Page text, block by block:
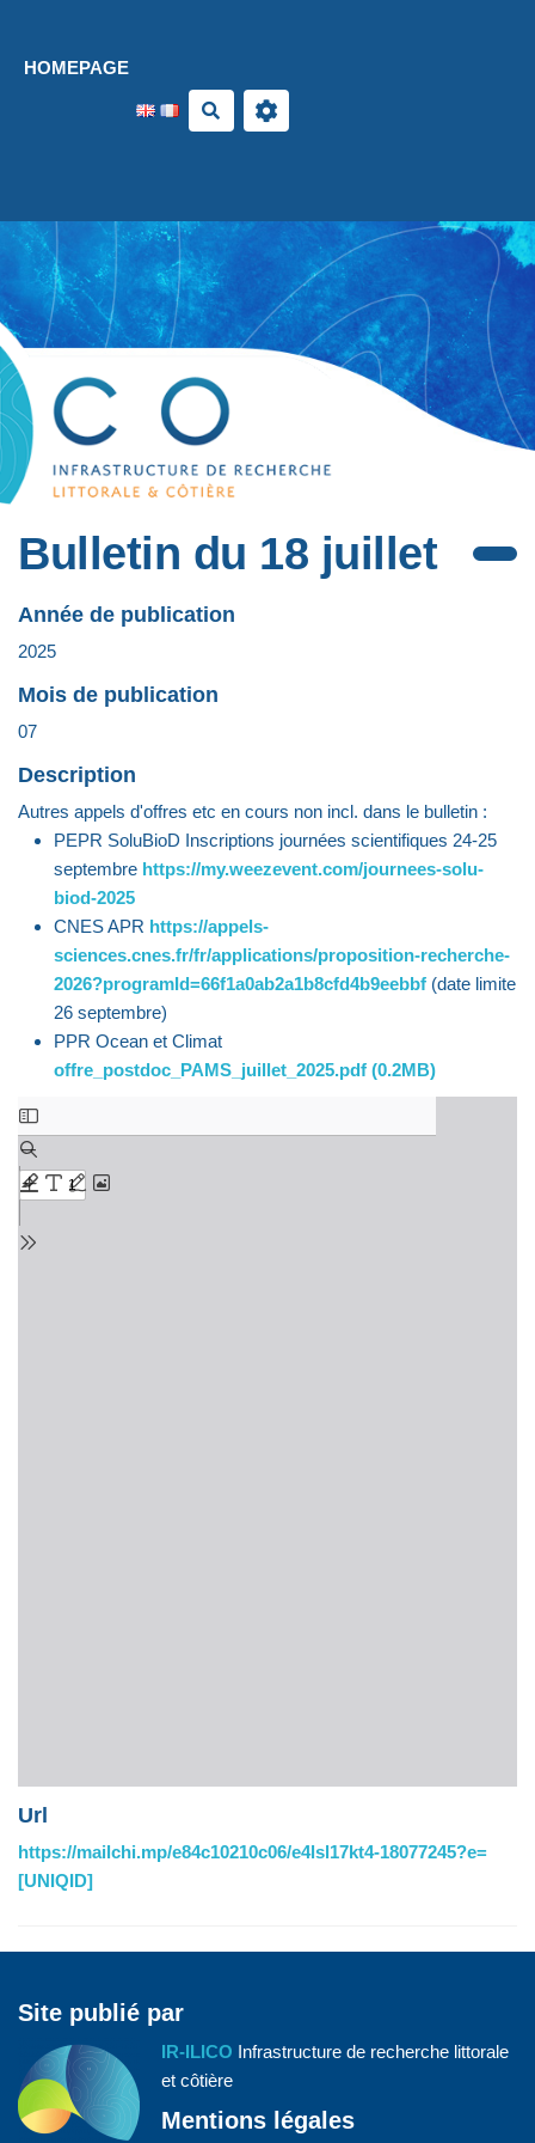
HOMEPAGE
Search
Bulletin du 18 juillet
Année de publication
2025
Mois de publication
07
Description
Autres appels d'offres etc en cours non incl. dans le bulletin :
PEPR SoluBioD Inscriptions journées scientifiques 24-25
septembre https://my.weezevent.com/journees-solu-
biod-2025
CNES APR https://appels-
sciences.cnes.fr/fr/applications/proposition-recherche-
2026?programId=66f1a0ab2a1b8cfd4b9eebbf (date limite
26 septembre)
PPR Ocean et Climat
offre_postdoc_PAMS_juillet_2025.pdf (0.2MB)
Url
https://mailchi.mp/e84c10210c06/e4lsl17kt4-18077245?e=
[UNIQID]
Site publié par
IR-ILICO Infrastructure de recherche littorale
et côtière
Mentions légales